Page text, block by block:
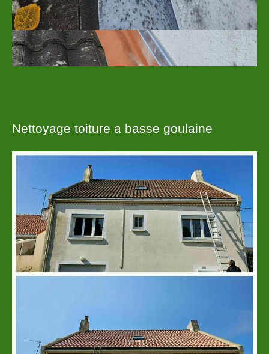
Nettoyage toiture a basse goulaine